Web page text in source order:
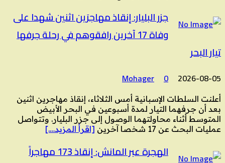
جزر البليار: إنقاذ مهاجرَين اثنين شهدا على
وفاة 17 آخرين رافقوهم في رحلة جرفها
تيار البحر
2026-08-05
Mohager 0
أعلنت السلطات الإسبانية أمس الثلاثاء، إنقاذ مهاجرين اثنين
بعد أن جرفهما التيار لمدة أسبوعين في البحر الأبيض
المتوسط أثناء محاولتهما الوصول إلى جزر البليار. وتتواصل
عمليات البحث عن 17 شخصا آخرين
[اقرأ المزيد….]
الهجرة عبر المانش: إنقاذ 173 مهاجراً